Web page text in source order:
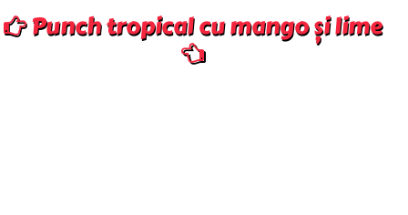
Punch tropical cu mango și lime